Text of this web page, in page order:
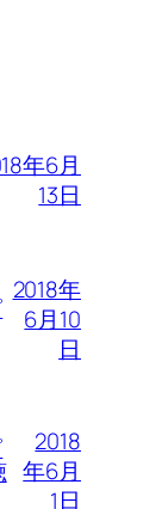
年6月
13日
2018年
6月10
日
2018
年6月
1日